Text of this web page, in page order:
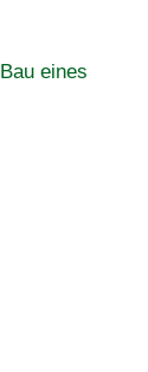
eines